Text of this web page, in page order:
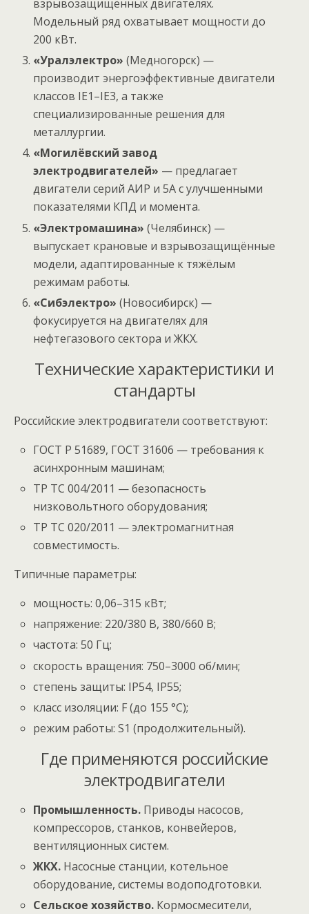
взрывозащищённых двигателях.
Модельный ряд охватывает мощности до
200 кВт.
«Уралэлектро» (Медногорск) —
производит энергоэффективные двигатели
классов IE1–IE3, а также
специализированные решения для
металлургии.
«Могилёвский завод
электродвигателей» — предлагает
двигатели серий АИР и 5А с улучшенными
показателями КПД и момента.
«Электромашина» (Челябинск) —
выпускает крановые и взрывозащищённые
модели, адаптированные к тяжёлым
режимам работы.
«Сибэлектро» (Новосибирск) —
фокусируется на двигателях для
нефтегазового сектора и ЖКХ.
Технические характеристики и
стандарты
Российские электродвигатели соответствуют:
ГОСТ Р 51689, ГОСТ 31606 — требования к
асинхронным машинам;
ТР ТС 004/2011 — безопасность
низковольтного оборудования;
ТР ТС 020/2011 — электромагнитная
совместимость.
Типичные параметры:
мощность: 0,06–315 кВт;
напряжение: 220/380 В, 380/660 В;
частота: 50 Гц;
скорость вращения: 750–3000 об/мин;
степень защиты: IP54, IP55;
класс изоляции: F (до 155 °C);
режим работы: S1 (продолжительный).
Где применяются российские
электродвигатели
Промышленность. Приводы насосов,
компрессоров, станков, конвейеров,
вентиляционных систем.
ЖКХ. Насосные станции, котельное
оборудование, системы водоподготовки.
Сельское хозяйство. Кормосмесители,